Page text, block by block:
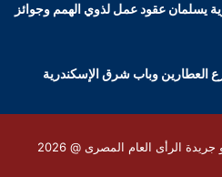
يسلمان عقود عمل لذوي الهمم وجوائز
العطارين وباب شرق الإسكندرية
الرأى العام المصرى @ 2026